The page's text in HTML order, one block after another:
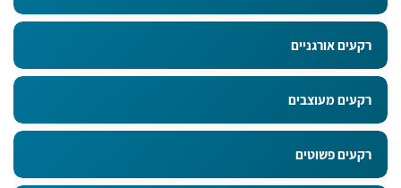
רקעים אורגניים
רקעים מעוצבים
רקעים פשוטים